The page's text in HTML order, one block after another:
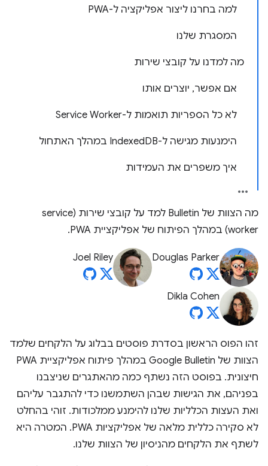
למה בחרנו ליצור אפליקציה ל-PWA
המסגרת שלנו
מה למדנו על קובצי שירות
אם אפשר, יוצרים אותו
לא כל הספריות תואמות ל-Service Worker
הימנעות מגישה ל-IndexedDB במהלך האתחול
איך משפרים את העמידות
מה הצוות של Bulletin למד על קובצי שירות (service
worker) במהלך הפיתוח של אפליקציית PWA.
Douglas Parker
Joel Riley
Dikla Cohen
זהו הפוס הראשון בסדרת פוסטים בבלוג על הלקחים שלמד
הצוות של Google Bulletin במהלך פיתוח אפליקציית PWA
חיצונית. בפוסט הזה נשתף כמה מהאתגרים שניצבנו
בפניהם, את הגישות שבהן השתמשנו כדי להתגבר עליהם
ואת העצות הכלליות שלנו להימנע ממלכודות. זוהי בהחלט
לא סקירה כללית מלאה של אפליקציות PWA. המטרה היא
לשתף את הלקחים מהניסיון של הצוות שלנו.